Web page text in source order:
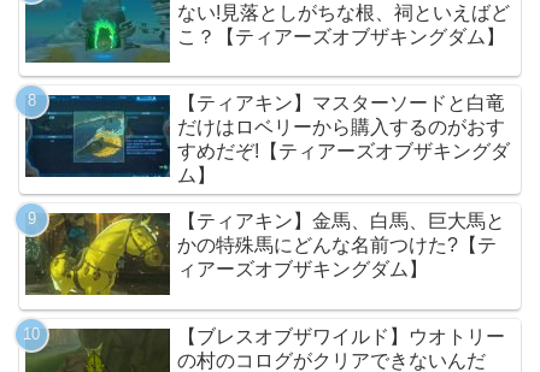
ない!見落としがちな根、祠といえばど
こ？【ティアーズオブザキングダム】
【ティアキン】マスターソードと白竜
だけはロベリーから購入するのがおす
すめだぞ!【ティアーズオブザキングダ
ム】
【ティアキン】金馬、白馬、巨大馬と
かの特殊馬にどんな名前つけた?【テ
ィアーズオブザキングダム】
【ブレスオブザワイルド】ウオトリー
の村のコログがクリアできないんだ